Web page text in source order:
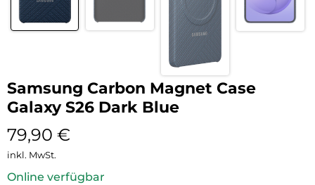
Samsung Carbon Magnet Case
Galaxy S26 Dark Blue
79,90 €
inkl. MwSt.
Online verfügbar